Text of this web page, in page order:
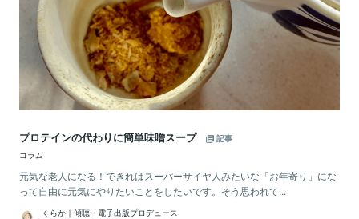
プロテインの代わりに簡単味噌スープ
記事
コラム
元気な老人になる！できればスーパーサイヤ人みたいな「お年寄り」にな
って自由に元気にやりたいことをしたいです。そう思われて...
くらか｜傾聴・電子出版プロデュース